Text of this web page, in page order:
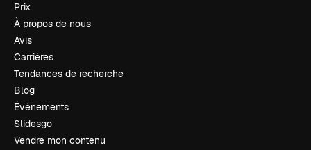
Prix
À propos de nous
Avis
Carrières
Tendances de recherche
Blog
Événements
Slidesgo
Vendre mon contenu